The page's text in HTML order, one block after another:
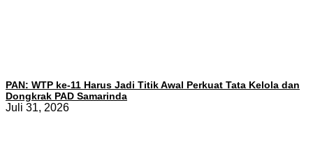
PAN: WTP ke-11 Harus Jadi Titik Awal Perkuat Tata Kelola dan
Dongkrak PAD Samarinda
Juli 31, 2026